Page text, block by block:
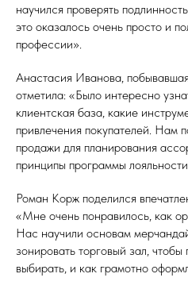
научился проверять
это оказалось очень просто и
профессии».
Анастасия Иванова,
отметила: «Было интересно
клиентская база, какие
привлечения покупателей. Нам
продажи для планирования
принципы программы
Роман Корж поделился
«Мне очень понравилось, как
Нас научили основам
зонировать торговый зал,
выбирать, и как грамотно